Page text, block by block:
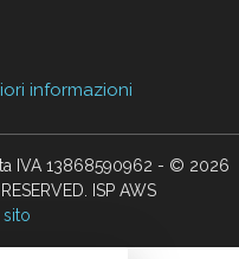
informazioni
IVA 13868590962 - © 2026
ISP AWS